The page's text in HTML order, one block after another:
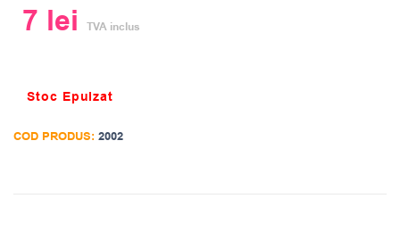
7 lei TVA inclus
Stoc Epuizat
COD PRODUS: 2002